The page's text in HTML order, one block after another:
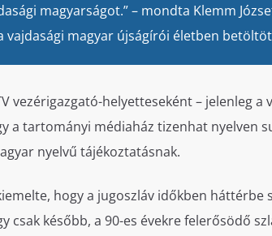
magyarságot.” – mondta Klemm
vajdasági magyar újságírói életben
vezérigazgató-helyetteseként – jelenleg
a tartományi médiaház tizenhat nyelven
nyelvű tájékoztatásnak.
hogy a jugoszláv időkben
csak később, a 90-es évekre felerősödő